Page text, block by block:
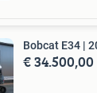
Bobcat E34 |
€ 34.500,00